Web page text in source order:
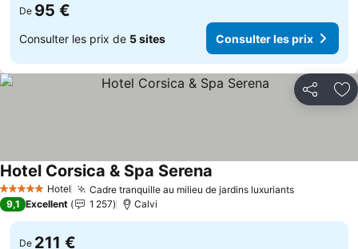
De 95 €
Consulter les prix de 5 sites Consulter les prix
Partager
5 Étoiles Hotel Cadre tranquille au milieu de jardins luxuriantsConsulter
Hotel Corsica & Spa Serena
9,1 Excellent 1 257 Calvi
De 211 €